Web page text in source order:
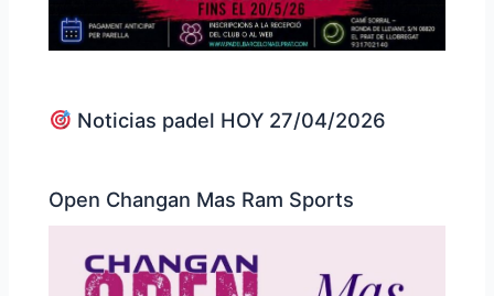
Noticias padel HOY 27/04/2026
Open Changan Mas Ram Sports